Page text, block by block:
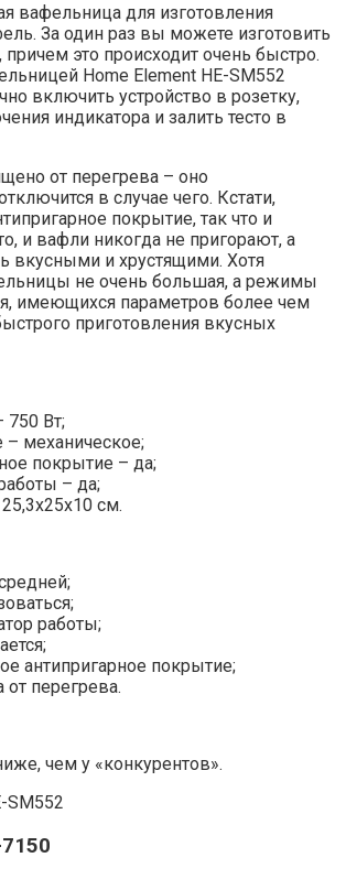
вафельница для изготовления
За один раз вы можете изготовить
это происходит очень быстро.
Home Element HE-SM552
включить устройство в розетку,
индикатора и залить тесто в
от перегрева – оно
в случае чего. Кстати,
покрытие, так что и
и вафли никогда не пригорают, а
вкусными и хрустящими. Хотя
не очень большая, а режимы
имеющихся параметров более чем
приготовления вкусных
750 Вт;
– механическое;
покрытие – да;
– да;
см.
работы;
антипригарное покрытие;
от перегрева.
чем у «конкурентов».
SM552